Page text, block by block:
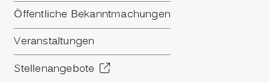
Öffentliche Bekanntmachungen
Veranstaltungen
Stellenangebote